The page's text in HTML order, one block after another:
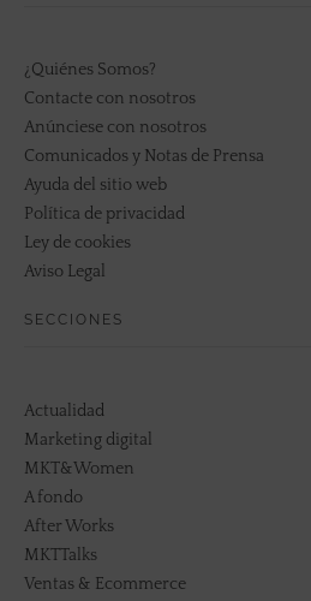
¿Quiénes Somos?
Contacte con nosotros
Anúnciese con nosotros
Comunicados y Notas de Prensa
Ayuda del sitio web
Política de privacidad
Ley de cookies
Aviso Legal
SECCIONES
Actualidad
Marketing digital
MKT&Women
A fondo
After Works
MKTTalks
Ventas & Ecommerce